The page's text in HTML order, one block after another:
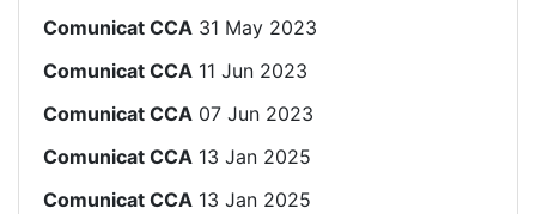
Comunicat CCA 31 May 2023
Comunicat CCA 11 Jun 2023
Comunicat CCA 07 Jun 2023
Comunicat CCA 13 Jan 2025
Comunicat CCA 13 Jan 2025